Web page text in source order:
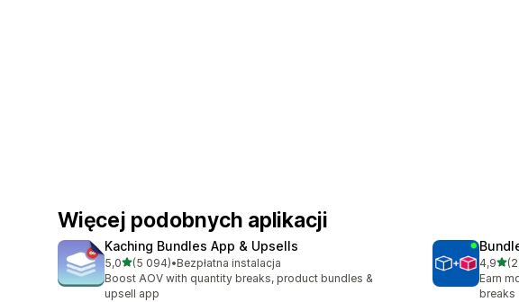
Więcej podobnych aplikacji
Kaching Bundles App & Upsells
5,0na 5 gwiazdek
(5 094)
Łączna liczba recenzji: 5094
•Bezpłatna instalacja
Boost AOV with quantity breaks, product bundles &
upsell app
4,9na
Earn
breaks